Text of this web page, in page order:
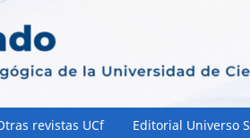
revistas UCf Editorial Universo